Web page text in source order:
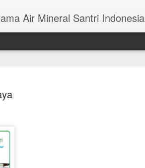
dipusatkan di Wisma Permai Tengah I No 31 Blok AA-27 Mulyorejo Surabaya Telp. 031 - 5993341.